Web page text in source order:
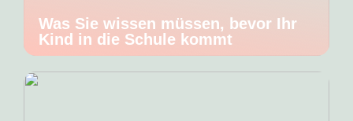
Was Sie wissen müssen, bevor Ihr
Kind in die Schule kommt